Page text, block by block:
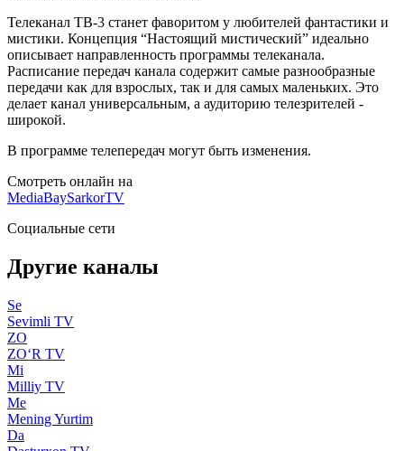
Телеканал ТВ-3 станет фаворитом у любителей фантастики и
мистики. Концепция “Настоящий мистический” идеально
описывает направленность программы телеканала.
Расписание передач канала содержит самые разнообразные
передачи как для взрослых, так и для самых маленьких. Это
делает канал универсальным, а аудиторию телезрителей -
широкой.
В программе телепередач могут быть изменения.
Смотреть онлайн на
MediaBaySarkorTV
Социальные сети
Другие каналы
Se
Sevimli TV
ZO
ZO‘R TV
Mi
Milliy TV
Me
Mening Yurtim
Da